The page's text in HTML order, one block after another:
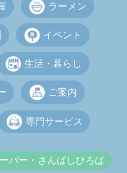
ラーメン
イベント
生活・暮らし
ご案内
専門サービス
バー・さんばしひろば